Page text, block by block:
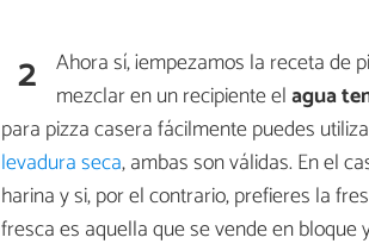
2 Ahora sí, ¡empezamos la receta de
mezclar en un recipiente elagua
para pizza casera fácilmente puedes
levadura seca, ambas son válidas. En el
harina y si, por el contrario, prefieres la
fresca es aquella que se vende en